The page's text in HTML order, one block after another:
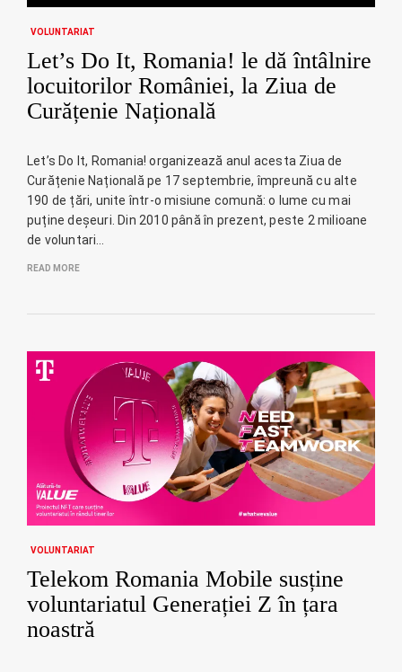
VOLUNTARIAT
Let’s Do It, Romania! le dă întâlnire
locuitorilor României, la Ziua de
Curățenie Națională
Let’s Do It, Romania! organizează anul acesta Ziua de
Curățenie Națională pe 17 septembrie, împreună cu alte
190 de țări, unite într-o misiune comună: o lume cu mai
puține deșeuri. Din 2010 până în prezent, peste 2 milioane
de voluntari…
READ MORE
VOLUNTARIAT
Telekom Romania Mobile susține
voluntariatul Generației Z în țara
noastră